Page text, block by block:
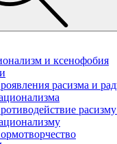
и ксенофобия
расизма и